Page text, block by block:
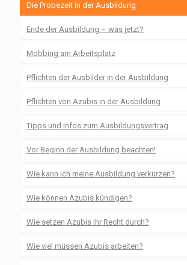
Die Probezeit in der Ausbildung
Ende der Ausbildung – was jetzt?
Mobbing am Arbeitsplatz
Pflichten der Ausbilder in der Ausbildung
Pflichten von Azubis in der Ausbildung
Tipps und Infos zum Ausbildungsvertrag
Vor Beginn der Ausbildung beachten!
Wie kann ich meine Ausbildung verkürzen?
Wie können Azubis kündigen?
Wie setzen Azubis ihr Recht durch?
Wie viel müssen Azubis arbeiten?